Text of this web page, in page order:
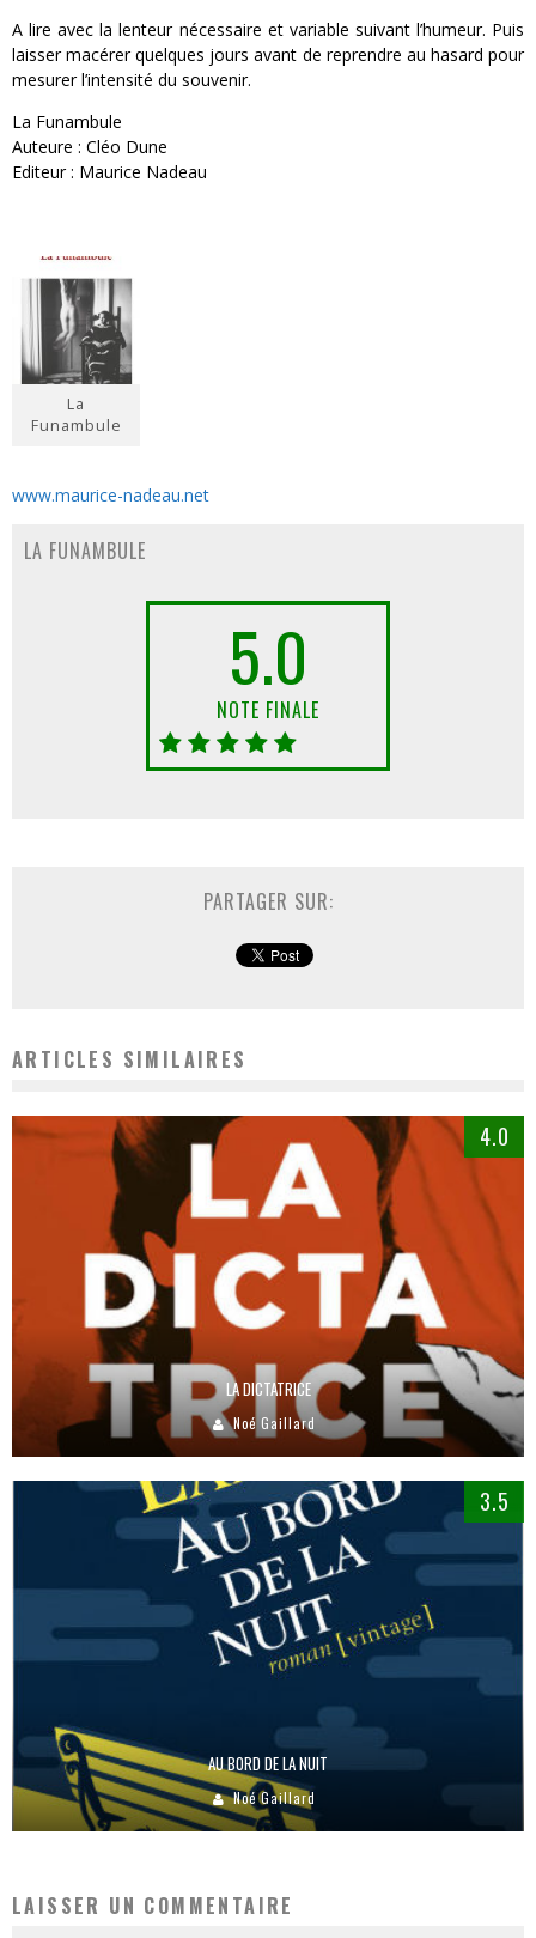
A lire avec la lenteur nécessaire et variable suivant l’humeur. Puis
laisser macérer quelques jours avant de reprendre au hasard pour
mesurer l’intensité du souvenir.
La Funambule
Auteure : Cléo Dune
Editeur : Maurice Nadeau
La
Funambule
www.maurice-nadeau.net
LA FUNAMBULE
5.0
NOTE FINALE
PARTAGER SUR:
ARTICLES SIMILAIRES
4.0
LA DICTATRICE
Noé Gaillard
3.5
AU BORD DE LA NUIT
Noé Gaillard
LAISSER UN COMMENTAIRE